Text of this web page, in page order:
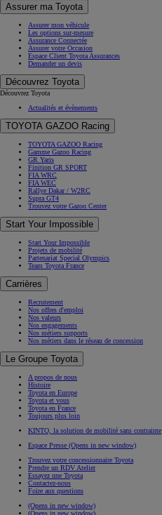
Assurer ma Toyota
Assurer mon véhicule
Les options sur-mesure
Assurance Connectée
Assurer votre Occasion
Espace Client Toyota Assurances
Demander un devis
Découvrez Toyota
Découvrez Toyota
Actualités et évènements
TOYOTA GAZOO Racing
TOYOTA GAZOO Racing
Gamme Gazoo Racing
GR Yaris
Finition GR SPORT
FIA WRC
FIA WEC
Rallye Dakar / W2RC
Supra GT4
Trouvez votre Gazoo Center
Start Your Impossible
Start Your Impossible
Projets de mobilité
Partenariat Special Olympics
Team Toyota France
Carrières
Recrutement
Nos offres d'emploi
Nos valeurs
Nos engagements
Nos métiers supports
Nos métiers dans le réseau de concession
Le Groupe Toyota
A propos de nous
Histoire
Toyota en Europe
Toyota et vous
Toyota en France
Toujours plus loin
KINTO, la solution de mobilité sans contrainte
Espace Presse (Opens in new window)
Trouvez votre concessionnaire Toyota
Prendre un RDV Atelier
Essayez une Toyota
Contactez-nous
Foire aux questions
(Opens in new window)
(Opens in new window)